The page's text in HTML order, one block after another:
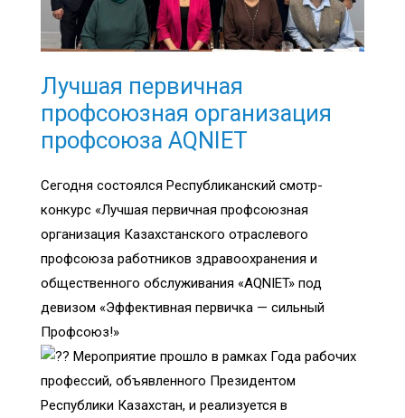
Лучшая первичная
профсоюзная организация
профсоюза AQNIET
Сегодня состоялся Республиканский смотр-
конкурс «Лучшая первичная профсоюзная
организация Казахстанского отраслевого
профсоюза работников здравоохранения и
общественного обслуживания «AQNIET» под
девизом «Эффективная первичка — сильный
Профсоюз!»
Мероприятие прошло в рамках Года рабочих
профессий, объявленного Президентом
Республики Казахстан, и реализуется в